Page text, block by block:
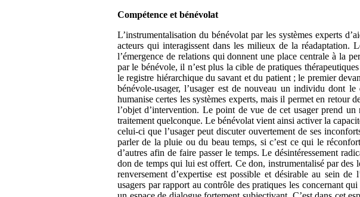
Compétence et bénévolat
L’instrumentalisation du bénévolat par les systèmes experts
acteurs qui interagissent dans les milieux de la réadaptation.
l’émergence de relations qui donnent une place centrale à la
par le bénévole, il n’est plus la cible de pratiques
le registre hiérarchique du savant et du patient ; le premier
bénévole-usager, l’usager est de nouveau un individu dont
humanise certes les systèmes experts, mais il permet en retour
l’objet d’intervention. Le point de vue de cet usager prend
traitement quelconque. Le bénévolat vient ainsi activer la
celui-ci que l’usager peut discuter ouvertement de ses
parler de la pluie ou du beau temps, si c’est ce qui le
d’autres afin de faire passer le temps. Le désintéressement
don de temps qui lui est offert. Ce don, instrumentalisé par des
renversement d’expertise est possible et désirable au sein
usagers par rapport au contrôle des pratiques les concernant